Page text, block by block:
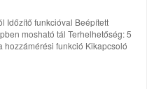
Időzítő funkcióval Beépített
mosható tál Terhelhetőség: 5
hozzámérési funkció Kikapcsoló